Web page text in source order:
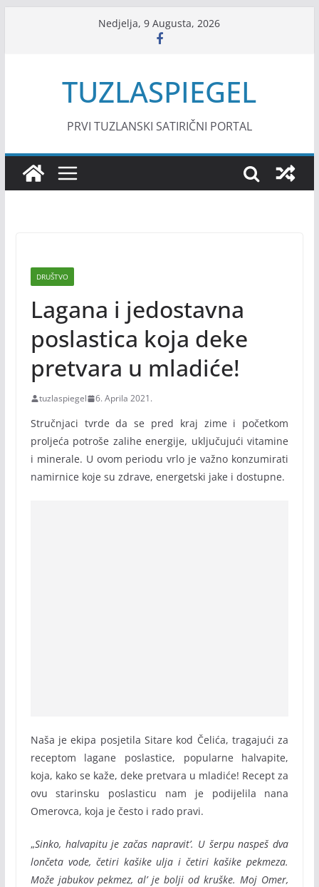
Nedjelja, 9 Augusta, 2026
TUZLASPIEGEL
PRVI TUZLANSKI SATIRIČNI PORTAL
DRUŠTVO
Lagana i jedostavna
poslastica koja deke
pretvara u mladiće!
tuzlaspiegel 6. Aprila 2021.
Stručnjaci tvrde da se pred kraj zime i početkom
proljeća potroše zalihe energije, uključujući vitamine
i minerale. U ovom periodu vrlo je važno konzumirati
namirnice koje su zdrave, energetski jake i dostupne.
Naša je ekipa posjetila Sitare kod Čelića, tragajući za
receptom lagane poslastice, popularne halvapite,
koja, kako se kaže, deke pretvara u mladiće! Recept za
ovu starinsku poslasticu nam je podijelila nana
Omerovca, koja je često i rado pravi.
„Sinko, halvapitu je začas napravit’. U šerpu naspeš dva
lončeta vode, četiri kašike ulja i četiri kašike pekmeza.
Može jabukov pekmez, al’ je bolji od kruške. Moj Omer,